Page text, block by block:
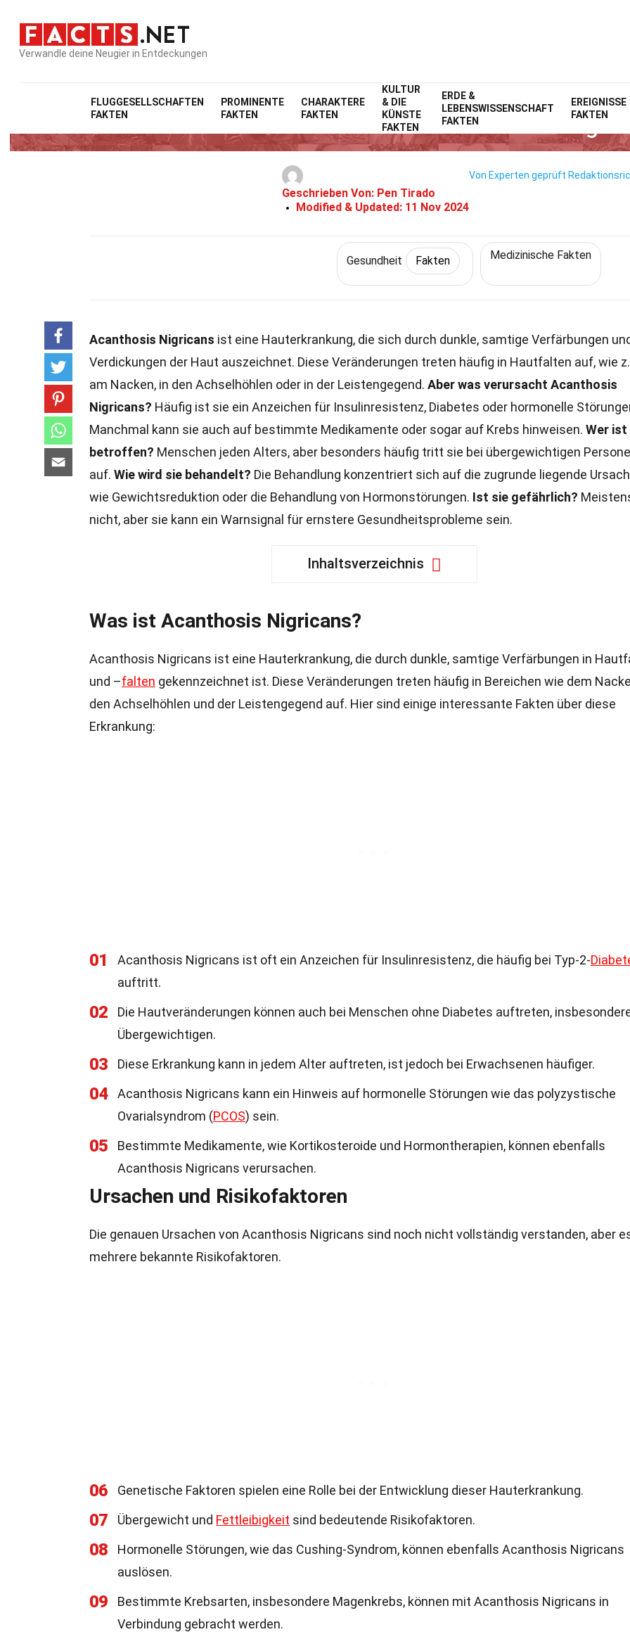
Verwandle deine Neugier in Entdeckungen
FLUGGESELLSCHAFTEN
FAKTEN
PROMINENTE
FAKTEN
CHARAKTERE
FAKTEN
KULTUR
& DIE
KÜNSTE
FAKTEN
ERDE &
LEBENSWISSENSCHAFT
FAKTEN
EREIGNISSE
FAKTEN
Home LebensstilFakten Fakten
30 Fakten Über Acanthosis
Geschrieben Von: Pen Tirado
Modified & Updated: 11 Nov 2024
Von Experten geprüft
Gesundheit Fakten Medizinische Fakten
Acanthosis Nigricans ist eine Hauterkrankung, die sich durch dunkle, samtige Verfärbungen
Verdickungen der Haut auszeichnet. Diese Veränderungen treten häufig in Hautfalten auf, wie
am Nacken, in den Achselhöhlen oder in der Leistengegend. Aber was verursacht Acanthosis
Nigricans? Häufig ist sie ein Anzeichen für Insulinresistenz, Diabetes oder hormonelle
Manchmal kann sie auch auf bestimmte Medikamente oder sogar auf Krebs hinweisen. Wer ist
betroffen? Menschen jeden Alters, aber besonders häufig tritt sie bei übergewichtigen
auf. Wie wird sie behandelt? Die Behandlung konzentriert sich auf die zugrunde liegende
wie Gewichtsreduktion oder die Behandlung von Hormonstörungen. Ist sie gefährlich?
nicht, aber sie kann ein Warnsignal für ernstere Gesundheitsprobleme sein.
Inhaltsverzeichnis
Was ist Acanthosis Nigricans?
Acanthosis Nigricans ist eine Hauterkrankung, die durch dunkle, samtige Verfärbungen in
und –falten gekennzeichnet ist. Diese Veränderungen treten häufig in Bereichen wie dem
den Achselhöhlen und der Leistengegend auf. Hier sind einige interessante Fakten über diese
Erkrankung:
01 Acanthosis Nigricans ist oft ein Anzeichen für Insulinresistenz, die häufig bei Typ-2-
auftritt.
02
Die Hautveränderungen können auch bei Menschen ohne Diabetes auftreten,
Übergewichtigen.
03 Diese Erkrankung kann in jedem Alter auftreten, ist jedoch bei Erwachsenen häufiger.
04
Acanthosis Nigricans kann ein Hinweis auf hormonelle Störungen wie das polyzystische
Ovarialsyndrom (PCOS) sein.
05
Bestimmte Medikamente, wie Kortikosteroide und Hormontherapien, können ebenfalls
Acanthosis Nigricans verursachen.
Ursachen und Risikofaktoren
Die genauen Ursachen von Acanthosis Nigricans sind noch nicht vollständig verstanden, aber
mehrere bekannte Risikofaktoren.
06 Genetische Faktoren spielen eine Rolle bei der Entwicklung dieser Hauterkrankung.
07 Übergewicht und Fettleibigkeit sind bedeutende Risikofaktoren.
08
Hormonelle Störungen, wie das Cushing-Syndrom, können ebenfalls Acanthosis Nigricans
auslösen.
09
Bestimmte Krebsarten, insbesondere Magenkrebs, können mit Acanthosis Nigricans in
Verbindung gebracht werden.